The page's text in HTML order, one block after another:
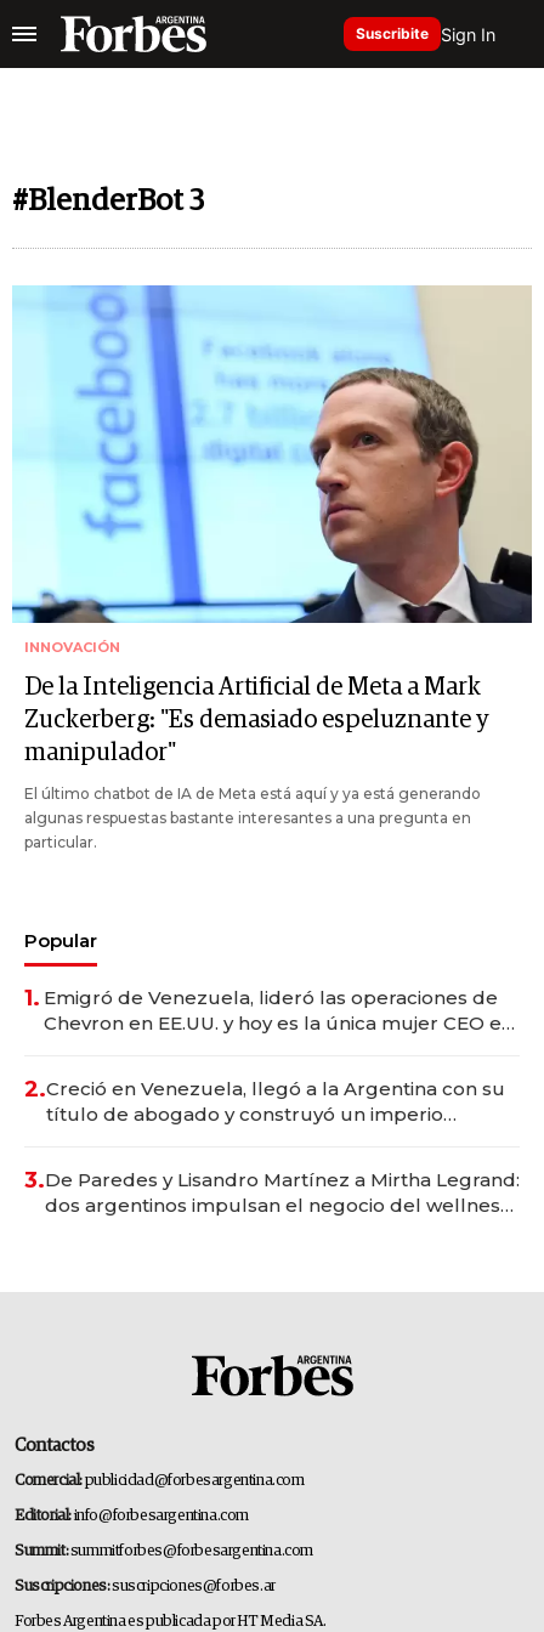
Suscribite Sign In
#BlenderBot 3
INNOVACIÓN
De la Inteligencia Artificial de Meta a Mark
Zuckerberg: "Es demasiado espeluznante y
manipulador"
El último chatbot de IA de Meta está aquí y ya está generando
algunas respuestas bastante interesantes a una pregunta en
particular.
Popular
1. Emigró de Venezuela, lideró las operaciones de
Chevron en EE.UU. y hoy es la única mujer CEO en
2.Creció en Venezuela, llegó a la Argentina con su
título de abogado y construyó un imperio
3.De Paredes y Lisandro Martínez a Mirtha Legrand:
dos argentinos impulsan el negocio del wellness
Contactos
Comercial:publicidad@forbesargentina.com
Editorial:info@forbesargentina.com
Summit:summitforbes@forbesargentina.com
Suscripciones:suscripciones@forbes.ar
Forbes Argentina es publicada por HT Media SA.